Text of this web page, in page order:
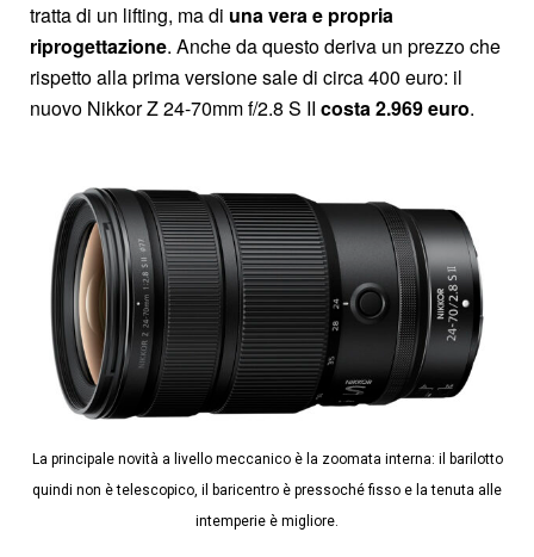
tratta di un lifting, ma di una vera e propria
riprogettazione. Anche da questo deriva un prezzo che
rispetto alla prima versione sale di circa 400 euro: il
nuovo Nikkor Z 24-70mm f/2.8 S II costa 2.969 euro.
La principale novità a livello meccanico è la zoomata interna: il barilotto
quindi non è telescopico, il baricentro è pressoché fisso e la tenuta alle
intemperie è migliore.